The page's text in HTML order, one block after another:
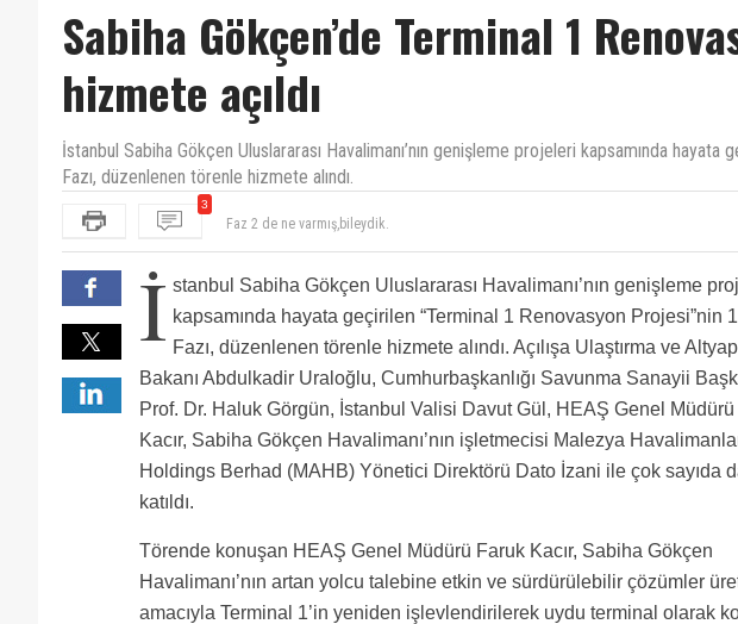
Sabiha Gökçen’de Terminal 1
hizmete açıldı
İstanbul Sabiha Gökçen Uluslararası Havalimanı’nın genişleme projeleri kapsamında
Fazı, düzenlenen törenle hizmete alındı.
3
Yetmez ama evet…
İ stanbul Sabiha Gökçen Uluslararası Havalimanı’nın genişleme
kapsamında hayata geçirilen “Terminal 1 Renovasyon Projesi”nin
Fazı, düzenlenen törenle hizmete alındı. Açılışa Ulaştırma ve
Bakanı Abdulkadir Uraloğlu, Cumhurbaşkanlığı Savunma Sanayii
Prof. Dr. Haluk Görgün, İstanbul Valisi Davut Gül, HEAŞ Genel
Kacır, Sabiha Gökçen Havalimanı’nın işletmecisi Malezya
Holdings Berhad (MAHB) Yönetici Direktörü Dato İzani ile çok sayıda
katıldı.
Törende konuşan HEAŞ Genel Müdürü Faruk Kacır, Sabiha Gökçen
Havalimanı’nın artan yolcu talebine etkin ve sürdürülebilir çözümler
amacıyla Terminal 1’in yeniden işlevlendirilerek uydu terminal olarak